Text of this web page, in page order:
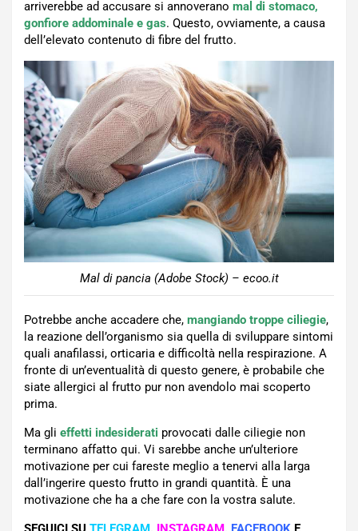
arriverebbe ad accusare si annoverano mal di stomaco,
gonfiore addominale e gas. Questo, ovviamente, a causa
dell’elevato contenuto di fibre del frutto.
Mal di pancia (Adobe Stock) – ecoo.it
Potrebbe anche accadere che, mangiando troppe ciliegie,
la reazione dell’organismo sia quella di sviluppare sintomi
quali anafilassi, orticaria e difficoltà nella respirazione. A
fronte di un’eventualità di questo genere, è probabile che
siate allergici al frutto pur non avendolo mai scoperto
prima.
Ma gli effetti indesiderati provocati dalle ciliegie non
terminano affatto qui. Vi sarebbe anche un’ulteriore
motivazione per cui fareste meglio a tenervi alla larga
dall’ingerire questo frutto in grandi quantità. È una
motivazione che ha a che fare con la vostra salute.